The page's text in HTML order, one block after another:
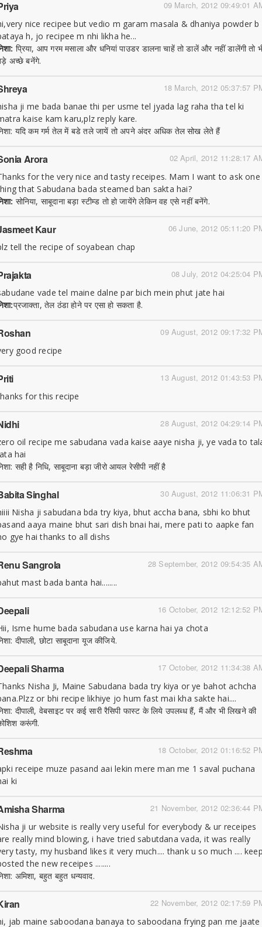
09 March, 2012 09:49:01
nice recipee but vedio m garam masala & dhaniya powder b
h, jo recipee m nhi likha he...
प्रिया, आप गरम मसाला और धनियां पाउडर डालना चाहें तो डालें और नहीं डालेंगी तो
अच्छे बनेंगे.
18 March, 2012 05:37:57
ji me bada banae thi per usme tel jyada lag raha tha tel ki
kaise kam karu,plz reply kare.
यदि कम गर्म तेल में बडे तले जायें तो अपने अंदर अधिक तेल सोख लेते हैं
02 April, 2012 11:28:17
Arora
for the very nice and tasty receipes. Mam I want to ask one
that Sabudana bada steamed ban sakta hai?
सोनिया, साबूदाना बड़ा स्टीम्ड तो हो जायेंगे लेकिन वह एसे नहीं बनेंगे.
06 June, 2012 05:11:20
Kaur
tell the recipe of soyabean chap
08 July, 2012 04:25:04
vade tel maine dalne par bich mein phut jate hai
प्रजाक्ता, तेल ठंडा होने पर एसा हो सकता है.
09 August, 2012 09:17:32
good recipe
13 August, 2012 01:43:53
for this recipe
28 August, 2012 04:29:14
oil recipe me sabudana vada kaise aaye nisha ji, ye vada to
hai
सही है निधि, साबूदाना बड़ा जीरो आयल रेसीपी नहीं है
30 August, 2012 11:06:31
Singhal
Nisha ji sabudana bda try kiya, bhut accha bana, sbhi ko bhut
aaya maine bhut sari dish bnai hai, mere pati to aapke fan
gye hai thanks to all dishs
28 September, 2012 09:54:35
Sangrola
mast bada banta hai........
16 October, 2012 12:12:52
Isme hume bada sabudana use karna hai ya chota
दीपाली, छोटा साबूदाना यूज कीजिये.
17 October, 2012 11:34:38
Sharma
Nisha Ji, Maine Sabudana bada try kiya or ye bahot achcha
or bhi recipe likhiye jo hum fast mai kha sakte hai....
दीपाली, वेबसाइट पर कई सारी रैसिपी फास्ट के लिये उपलब्ध हैं, मैं और भी लिखने की
करूंगी.
18 October, 2012 01:16:52
receipe muze pasand aai lekin mere man me 1 saval puchana
ki
21 November, 2012 02:36:44
Sharma
ji ur website is really very useful for everybody & ur receipes
really mind blowing, i have tried sabutdana vada, it was really
tasty, my husband likes it very much.... thank u so much ....
the new receipes ........
अमिशा, बहुत बहुत धन्यवाद.
22 November, 2012 02:17:59
jab maine saboodana banaya to saboodana frying pan me jaate